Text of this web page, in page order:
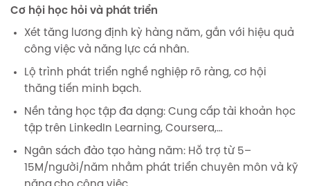
Cơ hội học hỏi và phát triển
Xét tăng lương định kỳ hàng năm, gắn với hiệu quả
công việc và năng lực cá nhân.
Lộ trình phát triển nghề nghiệp rõ ràng, cơ hội
thăng tiến minh bạch.
Nền tảng học tập đa dạng: Cung cấp tài khoản học
tập trên LinkedIn Learning, Coursera,…
Ngân sách đào tạo hàng năm: Hỗ trợ từ 5–
15M/người/năm nhằm phát triển chuyên môn và kỹ